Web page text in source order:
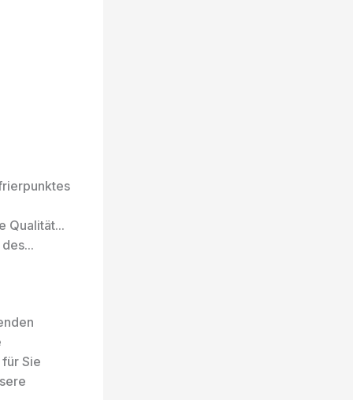
Qualität...
Sie